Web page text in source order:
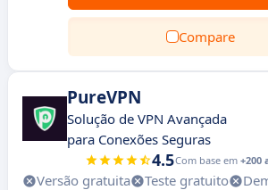
Compare
PureVPN
Solução de VPN Avançada
para Conexões Seguras
4.5Com base em +200
Versão gratuita Teste gratuito